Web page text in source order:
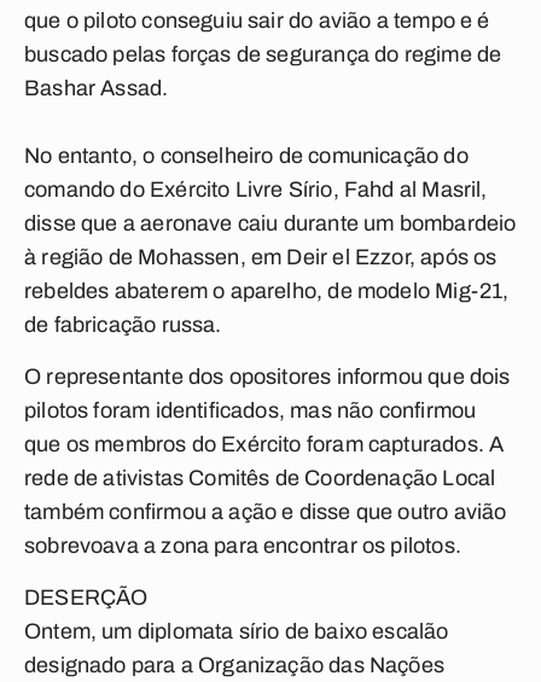
que o piloto conseguiu sair do avião a tempo e é
buscado pelas forças de segurança do regime de
Bashar Assad.
No entanto, o conselheiro de comunicação do
comando do Exército Livre Sírio, Fahd al Masril,
disse que a aeronave caiu durante um bombardeio
à região de Mohassen, em Deir el Ezzor, após os
rebeldes abaterem o aparelho, de modelo Mig-21,
de fabricação russa.
O representante dos opositores informou que dois
pilotos foram identificados, mas não confirmou
que os membros do Exército foram capturados. A
rede de ativistas Comitês de Coordenação Local
também confirmou a ação e disse que outro avião
sobrevoava a zona para encontrar os pilotos.
DESERÇÃO
Ontem, um diplomata sírio de baixo escalão
designado para a Organização das Nações